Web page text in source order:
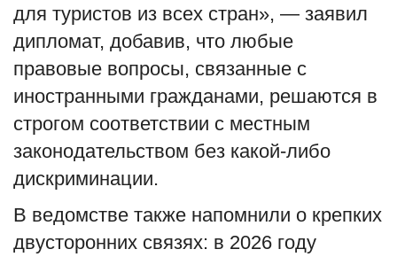
для туристов из всех стран», — заявил
дипломат, добавив, что любые
правовые вопросы, связанные с
иностранными гражданами, решаются в
строгом соответствии с местным
законодательством без какой-либо
дискриминации.
В ведомстве также напомнили о крепких
двусторонних связях: в 2026 году